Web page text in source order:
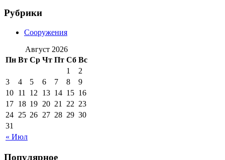
Рубрики
Сооружения
Август 2026
Пн Вт Ср Чт Пт Сб Вс
« Июл
1
2
3
4 5 6 7 8
9
10 11 12 13 14 15 16
17 18 19 20 21 22 23
24 25 26 27 28 29 30
31
Популярное